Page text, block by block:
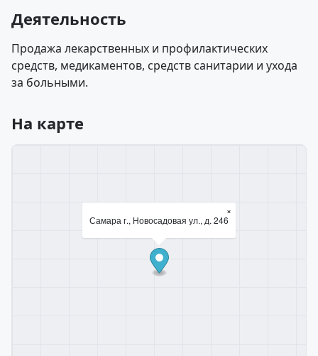
Деятельность
Продажа лекарственных и профилактических
средств, медикаментов, средств санитарии и ухода
за больными.
На карте
Самара г., Новосадовая ул., д. 246
×